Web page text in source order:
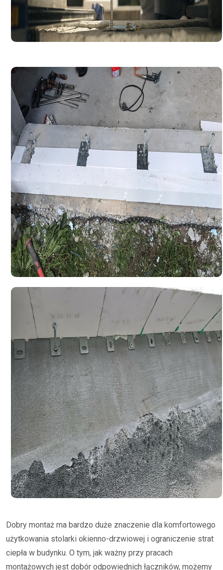
Dobry montaż ma bardzo duże znaczenie dla komfortowego
użytkowania stolarki okienno-drzwiowej i ograniczenie strat
ciepła w budynku. O tym, jak ważny przy pracach
montażowych jest dobór odpowiednich łączników, możemy